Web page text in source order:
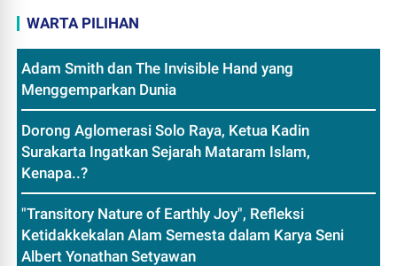
WARTA PILIHAN
Adam Smith dan The Invisible Hand yang
Menggemparkan Dunia
Dorong Aglomerasi Solo Raya, Ketua Kadin
Surakarta Ingatkan Sejarah Mataram Islam,
Kenapa..?
"Transitory Nature of Earthly Joy", Refleksi
Ketidakkekalan Alam Semesta dalam Karya Seni
Albert Yonathan Setyawan